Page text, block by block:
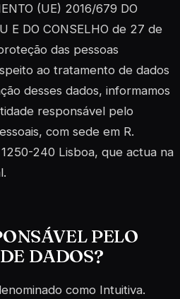
(UE) 2016/679 DO
E DO CONSELHO de 27 de
das pessoas
ao tratamento de dados
desses dados, informamos
responsável pelo
com sede em R.
240 Lisboa, que actua na
PELO
DADOS?
como Intuitiva.